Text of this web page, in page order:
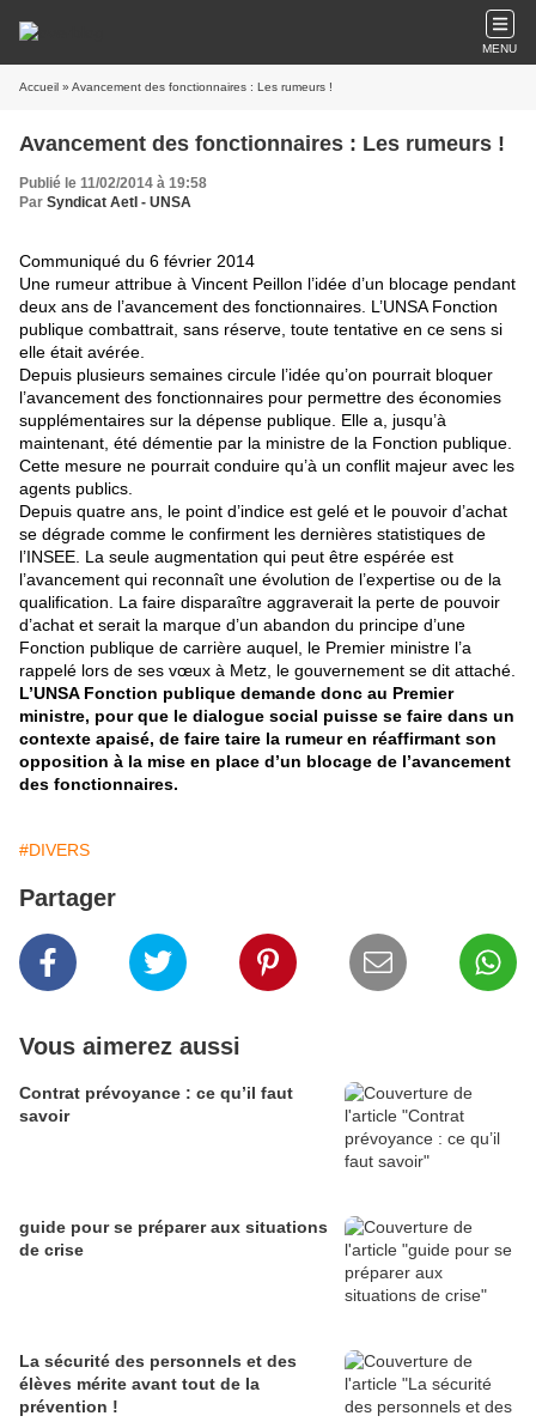
MENU
Accueil » Avancement des fonctionnaires : Les rumeurs !
Avancement des fonctionnaires : Les rumeurs !
Publié le 11/02/2014 à 19:58
Par Syndicat AetI - UNSA
Communiqué du 6 février 2014
Une rumeur attribue à Vincent Peillon l’idée d’un blocage pendant
deux ans de l’avancement des fonctionnaires. L’UNSA Fonction
publique combattrait, sans réserve, toute tentative en ce sens si
elle était avérée.
Depuis plusieurs semaines circule l’idée qu’on pourrait bloquer
l’avancement des fonctionnaires pour permettre des économies
supplémentaires sur la dépense publique. Elle a, jusqu’à
maintenant, été démentie par la ministre de la Fonction publique.
Cette mesure ne pourrait conduire qu’à un conflit majeur avec les
agents publics.
Depuis quatre ans, le point d’indice est gelé et le pouvoir d’achat
se dégrade comme le confirment les dernières statistiques de
l’INSEE. La seule augmentation qui peut être espérée est
l’avancement qui reconnaît une évolution de l’expertise ou de la
qualification. La faire disparaître aggraverait la perte de pouvoir
d’achat et serait la marque d’un abandon du principe d’une
Fonction publique de carrière auquel, le Premier ministre l’a
rappelé lors de ses vœux à Metz, le gouvernement se dit attaché.
L’UNSA Fonction publique demande donc au Premier
ministre, pour que le dialogue social puisse se faire dans un
contexte apaisé, de faire taire la rumeur en réaffirmant son
opposition à la mise en place d’un blocage de l’avancement
des fonctionnaires.
#DIVERS
Partager
Vous aimerez aussi
Contrat prévoyance : ce qu’il faut
savoir
guide pour se préparer aux situations
de crise
La sécurité des personnels et des
élèves mérite avant tout de la
prévention !